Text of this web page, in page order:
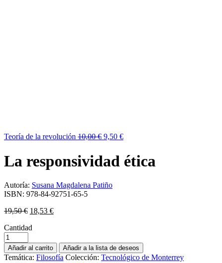
Teoría de la revolución 10,00€ 9,50 €
La responsividad ética
Autoría: Susana Magdalena Patiño
ISBN: 978-84-92751-65-5
19,50€ 18,53 €
Cantidad
Añadir al carrito Añadir a la lista de deseos
Temática: Filosofía Colección: Tecnológico de Monterrey